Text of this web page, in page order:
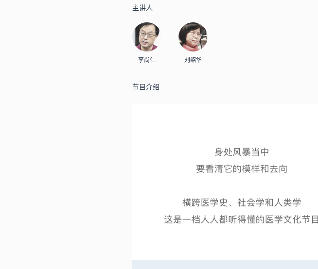
主讲人
李尚仁 刘绍华
节目介绍